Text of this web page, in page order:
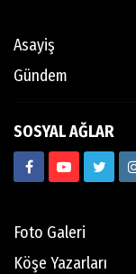
Asayiş
Gündem
SOSYAL AĞLAR
Foto Galeri
Köşe Yazarları